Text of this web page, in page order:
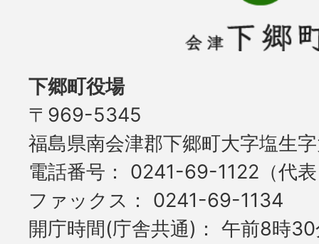
下郷町役場
〒969-5345
福島県南会津郡下郷町大字塩生
電話番号
0241-69-1122（代
ファックス
0241-69-1134
開庁時間(庁舎共通)
午前8時